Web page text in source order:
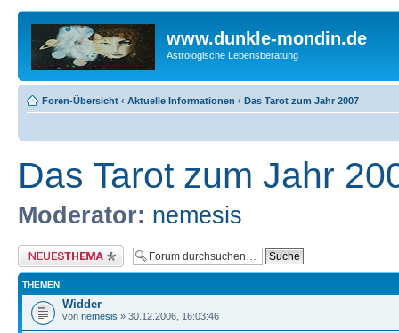
www.dunkle-mondin.de
Astrologische Lebensberatung
Foren-Übersicht ‹ Aktuelle Informationen ‹ Das Tarot zum Jahr 2007
Das Tarot zum Jahr
Moderator: nemesis
Neues Thema erstellen
THEMEN
Widder
von nemesis » 30.12.2006, 16:03:46